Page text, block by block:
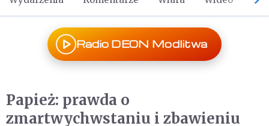
Radio DEON Modlitwa
Papież: prawda o
zmartwychwstaniu i zbawieniu